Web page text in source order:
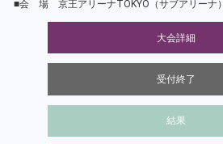
京王アリーナTOKYO（サブアリーナ）
大会詳細
受付終了
結果